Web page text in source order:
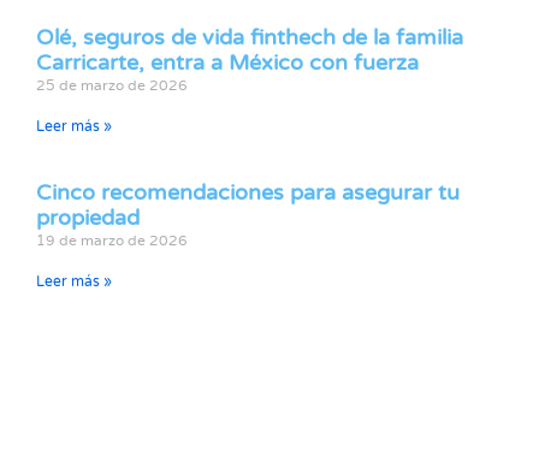
Olé, seguros de vida finthech de la familia
Carricarte, entra a México con fuerza
25 de marzo de 2026
Leer más »
Cinco recomendaciones para asegurar tu
propiedad
19 de marzo de 2026
Leer más »